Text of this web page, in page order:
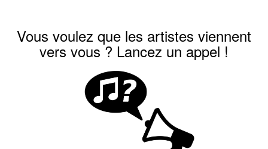
Vous voulez que les artistes viennent
vers vous ? Lancez un appel !